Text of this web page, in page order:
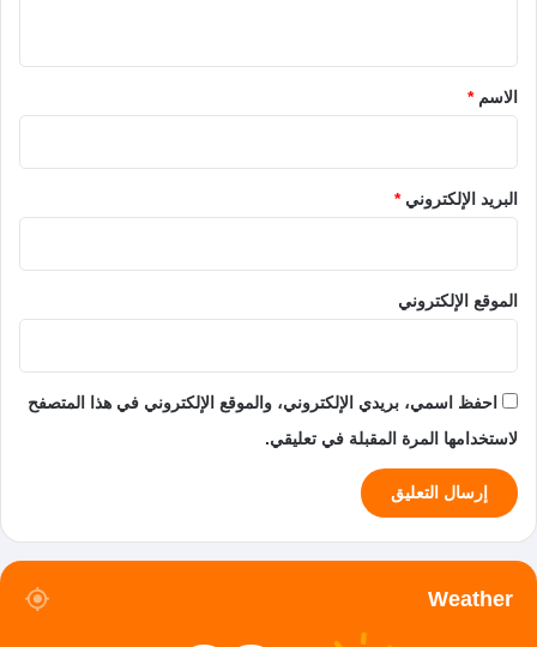
*الاسم*
البريد الإلكتروني*
الموقع الإلكتروني
احفظ اسمي، بريدي الإلكتروني، والموقع الإلكتروني في هذا المتصفح
لاستخدامها المرة المقبلة في تعليقي.
Weather